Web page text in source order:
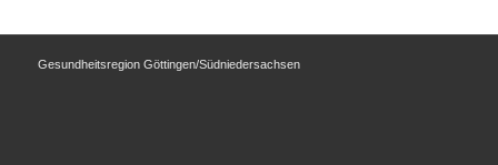
Gesundheitsregion Göttingen/Südniedersachsen